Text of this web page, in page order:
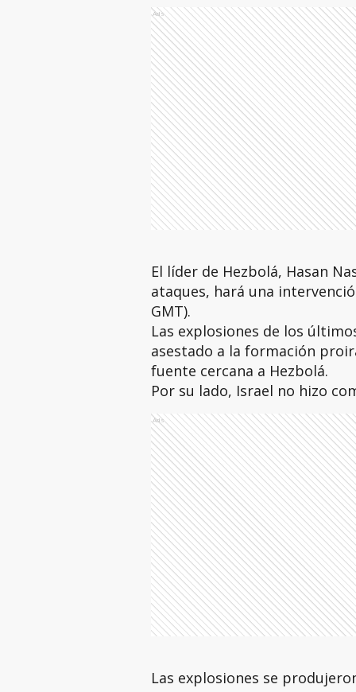
Ads
El líder de Hezbolá, Hasan
ataques, hará una
GMT).
Las explosiones de los
asestado a la formación
fuente cercana a Hezbolá.
Por su lado, Israel no hizo
Ads
Las explosiones se